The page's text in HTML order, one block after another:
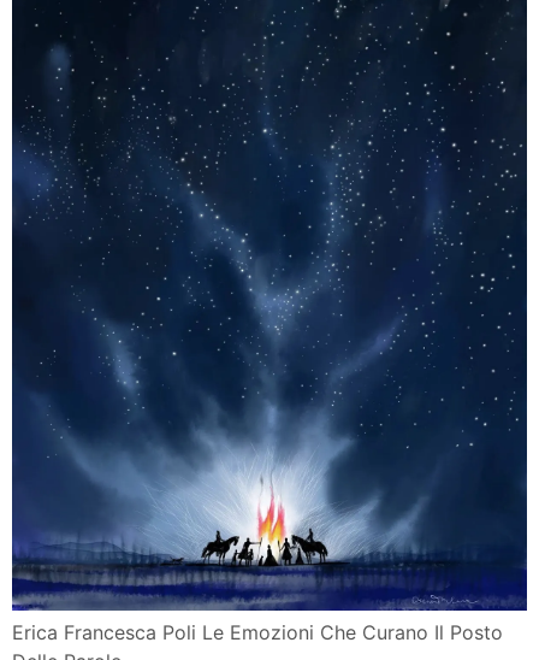
Erica Francesca Poli Le Emozioni Che Curano Il Posto